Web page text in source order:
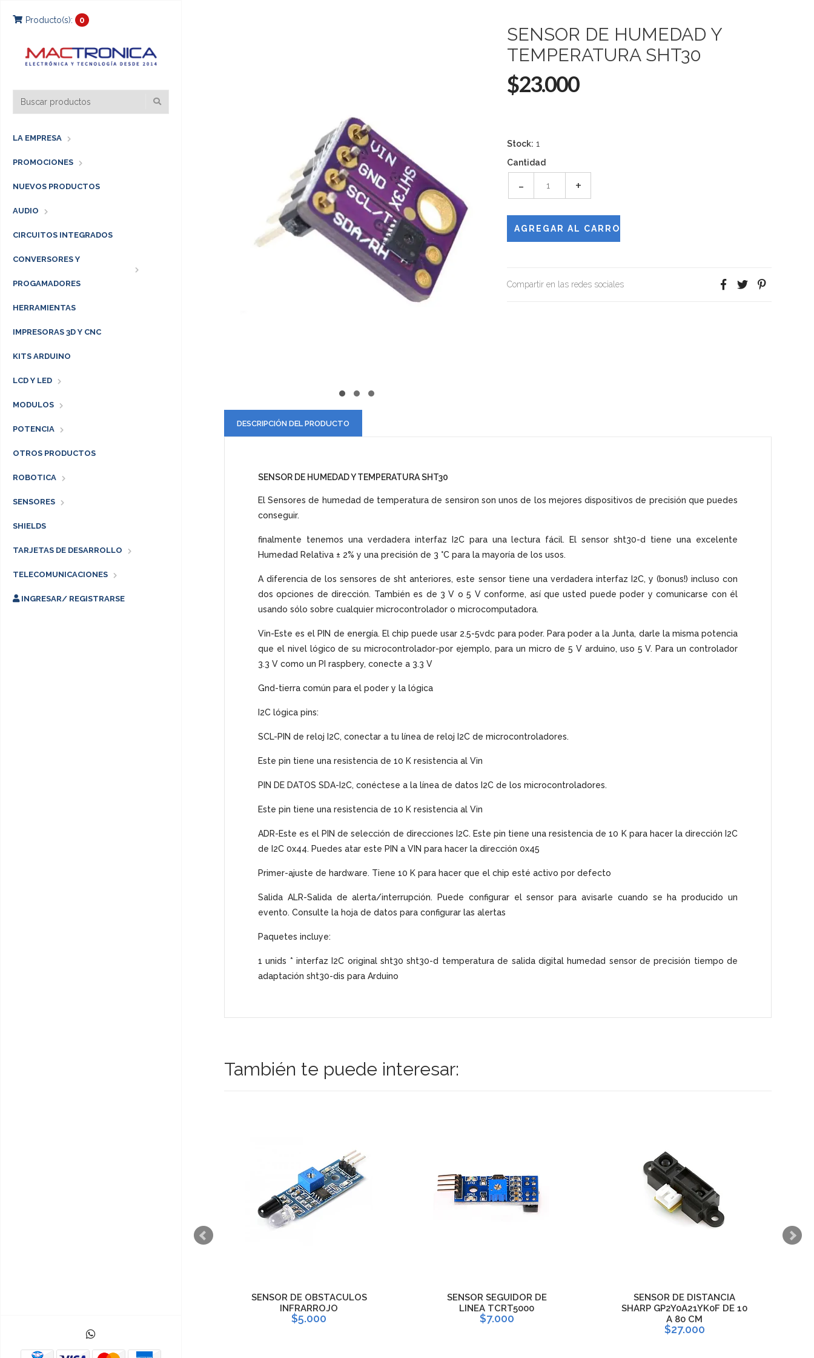
Producto(s): 0
LA EMPRESA
PROMOCIONES
NUEVOS PRODUCTOS
AUDIO
CIRCUITOS INTEGRADOS
CONVERSORES Y
PROGAMADORES
HERRAMIENTAS
IMPRESORAS 3D Y CNC
KITS ARDUINO
LCD Y LED
MODULOS
POTENCIA
OTROS PRODUCTOS
ROBOTICA
SENSORES
SHIELDS
TARJETAS DE DESARROLLO
TELECOMUNICACIONES
INGRESAR/ REGISTRARSE
SENSOR DE HUMEDAD Y
TEMPERATURA SHT30
$23.000
Stock: 1
Cantidad
- +
Compartir en las redes sociales
DESCRIPCIÓN DEL PRODUCTO
SENSOR DE HUMEDAD Y TEMPERATURA SHT30
El Sensores de humedad de temperatura de sensiron son unos de los mejores dispositivos de precisión que puedes
conseguir.
finalmente tenemos una verdadera interfaz I2C para una lectura fácil. El sensor sht30-d tiene una excelente
Humedad Relativa ± 2% y una precisión de 3 °C para la mayoría de los usos.
A diferencia de los sensores de sht anteriores, este sensor tiene una verdadera interfaz I2C, y (bonus!) incluso con
dos opciones de dirección. También es de 3 V o 5 V conforme, así que usted puede poder y comunicarse con él
usando sólo sobre cualquier microcontrolador o microcomputadora.
Vin-Este es el PIN de energía. El chip puede usar 2.5-5vdc para poder. Para poder a la Junta, darle la misma potencia
que el nivel lógico de su microcontrolador-por ejemplo, para un micro de 5 V arduino, uso 5 V. Para un controlador
3.3 V como un PI raspbery, conecte a 3.3 V
Gnd-tierra común para el poder y la lógica
I2C lógica pins:
SCL-PIN de reloj I2C, conectar a tu línea de reloj I2C de microcontroladores.
Este pin tiene una resistencia de 10 K resistencia al Vin
PIN DE DATOS SDA-I2C, conéctese a la línea de datos I2C de los microcontroladores.
Este pin tiene una resistencia de 10 K resistencia al Vin
ADR-Este es el PIN de selección de direcciones I2C. Este pin tiene una resistencia de 10 K para hacer la dirección I2C
de I2C 0x44. Puedes atar este PIN a VIN para hacer la dirección 0x45
Primer-ajuste de hardware. Tiene 10 K para hacer que el chip esté activo por defecto
Salida ALR-Salida de alerta/interrupción. Puede configurar el sensor para avisarle cuando se ha producido un
evento. Consulte la hoja de datos para configurar las alertas
Paquetes incluye:
1 unids * interfaz I2C original sht30 sht30-d temperatura de salida digital humedad sensor de precisión tiempo de
adaptación sht30-dis para Arduino
También te puede interesar:
SENSOR DE OBSTACULOS
INFRARROJO
$5.000
SENSOR SEGUIDOR DE
LINEA TCRT5000
$7.000
SENSOR DE DISTANCIA
SHARP GP2Y0A21YK0F DE 10
A 80 CM
$27.000